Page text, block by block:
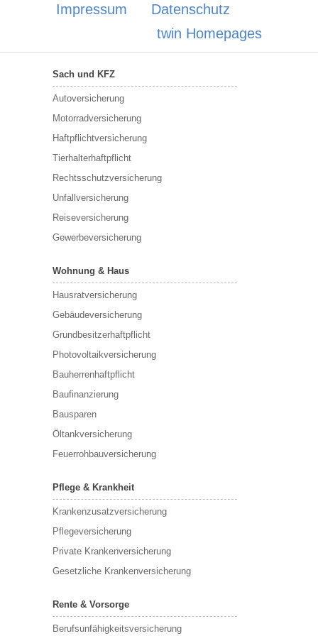
Impressum
Datenschutz
twin Homepages
Sach und KFZ
Autoversicherung
Motorradversicherung
Haftpflichtversicherung
Tierhalterhaftpflicht
Rechtsschutzversicherung
Unfallversicherung
Reiseversicherung
Gewerbeversicherung
Wohnung & Haus
Hausratversicherung
Gebäudeversicherung
Grundbesitzerhaftpflicht
Photovoltaikversicherung
Bauherrenhaftpflicht
Baufinanzierung
Bausparen
Öltankversicherung
Feuerrohbauversicherung
Pflege & Krankheit
Krankenzusatzversicherung
Pflegeversicherung
Private Krankenversicherung
Gesetzliche Krankenversicherung
Rente & Vorsorge
Berufs­unfähigkeitsversicherung